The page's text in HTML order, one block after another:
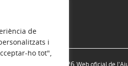
de
i
ho tot",
© 2026